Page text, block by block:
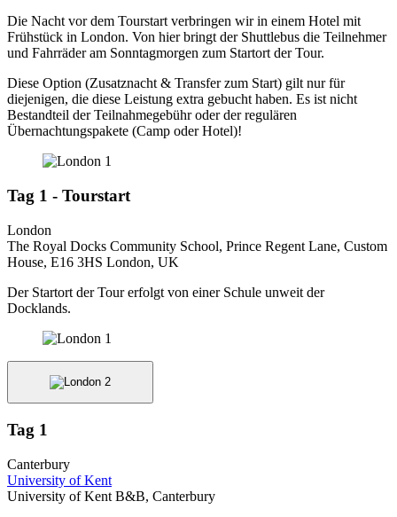
Die Nacht vor dem Tourstart verbringen wir in einem Hotel mit
Frühstück in London. Von hier bringt der Shuttlebus die Teilnehmer
und Fahrräder am Sonntagmorgen zum Startort der Tour.
Diese Option (Zusatznacht & Transfer zum Start) gilt nur für
diejenigen, die diese Leistung extra gebucht haben. Es ist nicht
Bestandteil der Teilnahmegebühr oder der regulären
Übernachtungspakete (Camp oder Hotel)!
Tag 1 - Tourstart
London
The Royal Docks Community School, Prince Regent Lane, Custom
House, E16 3HS London, UK
Der Startort der Tour erfolgt von einer Schule unweit der
Docklands.
Tag 1
Canterbury
University of Kent
University of Kent B&B, Canterbury